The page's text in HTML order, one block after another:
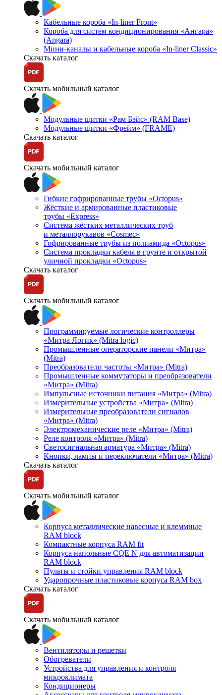
Кабельные короба «In-liner Front»
Короба для систем кондиционирования «Ангара»
(Angara)
Мини-каналы и кабельные короба «In-liner Classic»
Скачать каталог
Скачать мобильный каталог
Модульные щитки «Рам Бэйс» (RAM Base)
Модульные щитки «Фрейм» (FRAME)
Скачать каталог
Скачать мобильный каталог
Гибкие гофрированные трубы «Octopus»
Жёсткие и армированные пластиковые
трубы «Express»
Система жёстких металлических труб
и металлорукавов «Cosmec»
Гофрированные трубы из полиамида «Octopus»
Система прокладки кабеля в грунте и открытой
уличной прокладки «Octopus»
Скачать каталог
Скачать мобильный каталог
Программируемые логические контроллеры
«Митра Логик» (Mitra logic)
Промышленные операторские панели «Митра»
(Mitra)
Преобразователи частоты «Митра» (Mitra)
Промышленные коммутаторы и преобразователи
«Митра» (Mitra)
Импульсные источники питания «Митра» (Mitra)
Измерительные устройства «Митра» (Mitra)
Измерительные преобразователи сигналов
«Митра» (Mitra)
Электромеханические реле «Митра» (Mitra)
Реле контроля «Митра» (Mitra)
Светосигнальная арматура «Митра» (Mitra)
Кнопки, лампы и переключатели «Митра» (Mitra)
Скачать каталог
Скачать мобильный каталог
Корпуса металлические навесные и клеммные
RAM block
Компактные корпуса RAM fit
Корпуса напольные CQE N для автоматизации
RAM block
Пульты и стойки управления RAM block
Ударопрочные пластиковые корпуса RAM box
Скачать каталог
Скачать мобильный каталог
Вентиляторы и решетки
Обогреватели
Устройства для управления и контроля
микроклимата
Кондиционеры